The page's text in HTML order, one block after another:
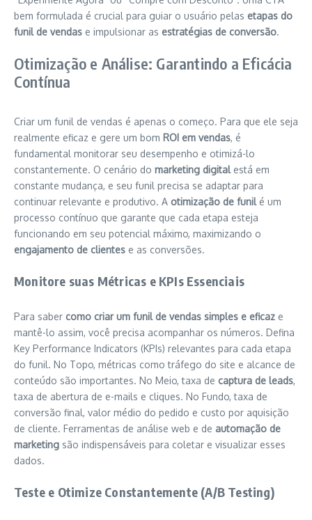
bem formulada é crucial para guiar o usuário pelas etapas do
funil de vendas e impulsionar as estratégias de conversão.
Otimização e Análise: Garantindo a Eficácia
Contínua
Criar um funil de vendas é apenas o começo. Para que ele seja
realmente eficaz e gere um bom ROI em vendas, é
fundamental monitorar seu desempenho e otimizá-lo
constantemente. O cenário do marketing digitalestá em
constante mudança, e seu funil precisa se adaptar para
continuar relevante e produtivo. A otimização de funilé um
processo contínuo que garante que cada etapa esteja
funcionando em seu potencial máximo, maximizando o
engajamento de clientes e as conversões.
Monitore suas Métricas e KPIs Essenciais
Para saber como criar um funil de vendas simples e eficaz e
mantê-lo assim, você precisa acompanhar os números. Defina
Key Performance Indicators (KPIs) relevantes para cada etapa
do funil. No Topo, métricas como tráfego do site e alcance de
conteúdo são importantes. No Meio, taxa de captura de leads,
taxa de abertura de e-mails e cliques. No Fundo, taxa de
conversão final, valor médio do pedido e custo por aquisição
de cliente. Ferramentas de análise web e de automação de
marketing são indispensáveis para coletar e visualizar esses
dados.
Teste e Otimize Constantemente (A/B Testing)